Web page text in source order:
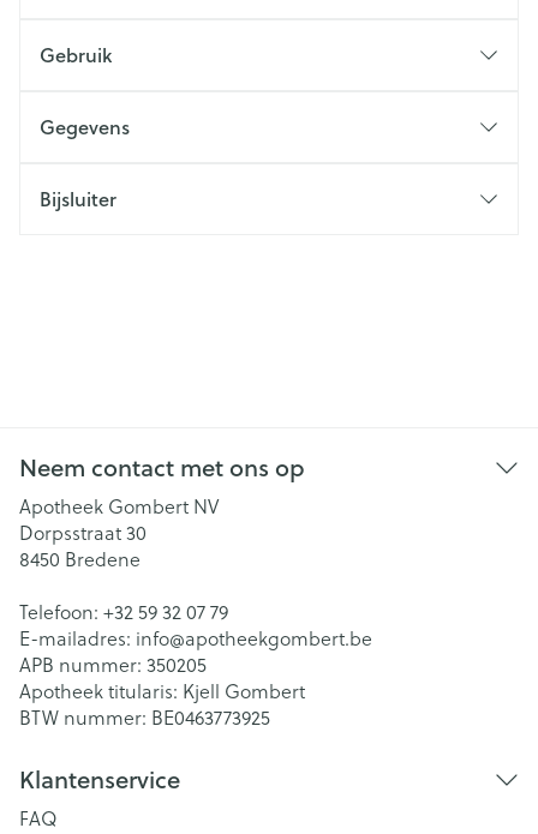
Gebruik
Gegevens
Bijsluiter
Neem contact met ons op
Apotheek Gombert NV
Dorpsstraat 30
8450 Bredene
Telefoon: +32 59 32 07 79
E-mailadres: info@apotheekgombert.be
APB nummer: 350205
Apotheek titularis: Kjell Gombert
BTW nummer: BE0463773925
Klantenservice
FAQ